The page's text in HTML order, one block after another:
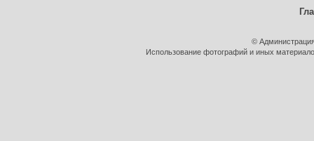
©
Использование фотографий и иных